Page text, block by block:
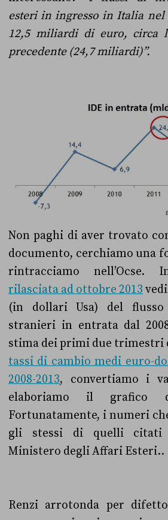
esteri in ingresso in Italia nel
12,5 miliardi di euro, circa
precedente (24,7 miliardi)”.
Non paghi di aver trovato
documento, cerchiamo una
rintracciamo nell’Ocse.
rilasciata ad ottobre 2013
(in dollari Usa) del
stranieri in entrata dal
stima dei primi due trimestri
tassi di cambio medi euro-
2008-2013, convertiamo i
elaboriamo il grafico
Fortunatamente, i numeri
gli stessi di quelli citati
Ministero degli Affari Esteri..
Renzi arrotonda per